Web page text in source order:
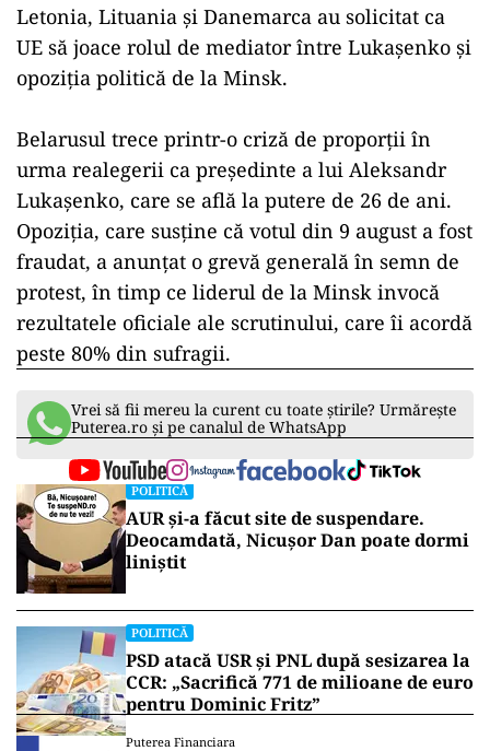
Letonia, Lituania şi Danemarca au solicitat ca
UE să joace rolul de mediator între Lukaşenko şi
opoziţia politică de la Minsk.
Belarusul trece printr-o criză de proporţii în
urma realegerii ca preşedinte a lui Aleksandr
Lukaşenko, care se află la putere de 26 de ani.
Opoziţia, care susţine că votul din 9 august a fost
fraudat, a anunţat o grevă generală în semn de
protest, în timp ce liderul de la Minsk invocă
rezultatele oficiale ale scrutinului, care îi acordă
peste 80% din sufragii.
Vrei să fii mereu la curent cu toate știrile? Urmărește
Puterea.ro și pe canalul de WhatsApp
POLITICĂ
AUR și-a făcut site de suspendare.
Deocamdată, Nicușor Dan poate dormi
liniștit
POLITICĂ
PSD atacă USR și PNL după sesizarea la
CCR: „Sacrifică 771 de milioane de euro
pentru Dominic Fritz”
Puterea Financiara